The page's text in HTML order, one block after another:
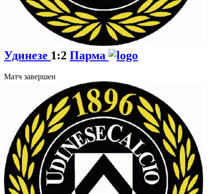
Удинезе 1:2 Парма
Матч завершен